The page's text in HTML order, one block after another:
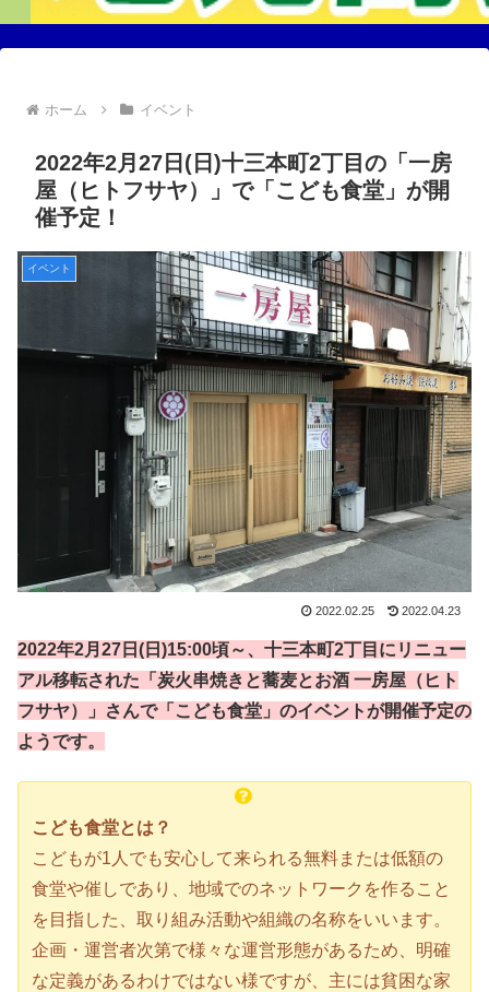
ホーム イベント
2022年2月27日(日)十三本町2丁目の「一房
屋（ヒトフサヤ）」で「こども食堂」が開
催予定！
イベント
2022.02.25 2022.04.23
2022年2月27日(日)15:00頃～、十三本町2丁目に リニュー
アル移転された「炭火串焼きと蕎麦とお酒 一房屋（ヒト
フサヤ）」さんで「こども食堂」のイベントが開催予定の
ようです。
こども食堂とは？
こどもが1人でも安心して来られる無料または低額の
食堂や催しであり、地域でのネットワークを作ること
を目指した、取り組み活動や組織の名称をいいます。
企画・運営者次第で様々な運営形態があるため、明確
な定義があるわけではない様ですが、主には貧困な家